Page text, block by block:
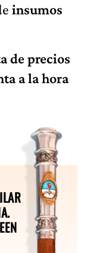
insumos
de precios
a la hora